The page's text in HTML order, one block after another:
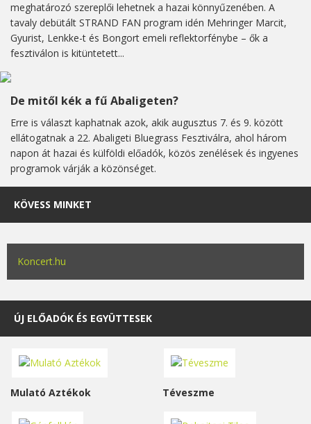
meghatározó szereplői lehetnek a hazai könnyűzenében. A
tavaly debütált STRAND FAN program idén Mehringer Marcit,
Gyurist, Lenkke-t és Bongort emeli reflektorfénybe – ők a
fesztiválon is kitüntetett...
De mitől kék a fű Abaligeten?
Erre is választ kaphatnak azok, akik augusztus 7. és 9. között
ellátogatnak a 22. Abaligeti Bluegrass Fesztiválra, ahol három
napon át hazai és külföldi előadók, közös zenélések és ingyenes
programok várják a közönséget.
KÖVESS MINKET
Koncert.hu
ÚJ ELŐADÓK ÉS EGYÜTTESEK
Mulató Aztékok Téveszme